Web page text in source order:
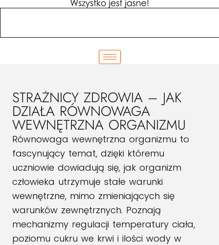
STRAŻNICY ZDROWIA – JAK
DZIAŁA RÓWNOWAGA
WEWNĘTRZNA ORGANIZMU
Równowaga wewnętrzna organizmu to
fascynujący temat, dzięki któremu
uczniowie dowiadują się, jak organizm
człowieka utrzymuje stałe warunki
wewnętrzne, mimo zmieniających się
warunków zewnętrznych. Poznają
mechanizmy regulacji temperatury ciała,
poziomu cukru we krwi i ilości wody w